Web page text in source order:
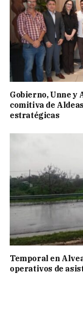
Gobierno, Unne y
comitiva de
estratégicas
Temporal en
operativos de